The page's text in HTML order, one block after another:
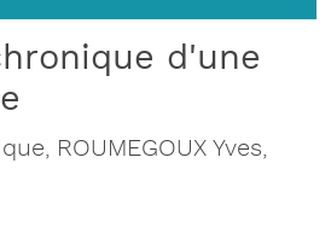
d'une
ROUMEGOUX Yves,